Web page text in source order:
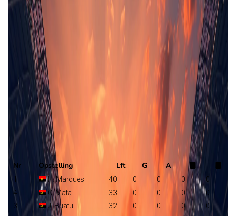
Zimbabwe
M. Marinica
Nr Opstelling Lft G A
1 H. Marques 40 0 0 0
0
4
C. Mata 33 0 0 0
0
3
J. Buatu 32 0 0 0
0